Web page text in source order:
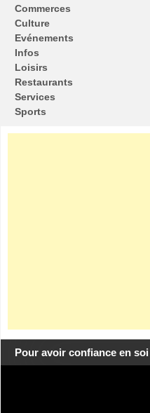
Commerces
Culture
Evénements
Infos
Loisirs
Restaurants
Services
Sports
Pour avoir confiance en soi